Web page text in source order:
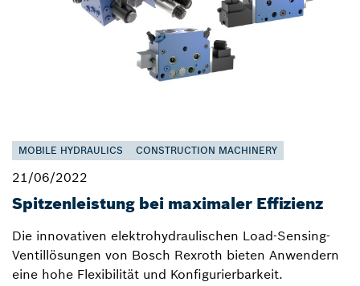
MOBILE HYDRAULICS CONSTRUCTION MACHINERY
21/06/2022
Spitzenleistung bei maximaler Effizienz
Die innovativen elektrohydraulischen Load-Sensing-
Ventillösungen von Bosch Rexroth bieten Anwendern
eine hohe Flexibilität und Konfigurierbarkeit.